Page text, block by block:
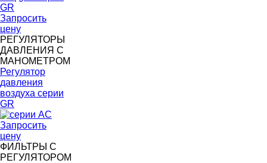
Запросить
цену
РЕГУЛЯТОРЫ
ДАВЛЕНИЯ С
МАНОМЕТРОМ
Регулятор
давления
воздуха серии
GR
Запросить
цену
ФИЛЬТРЫ С
РЕГУЛЯТОРОМ